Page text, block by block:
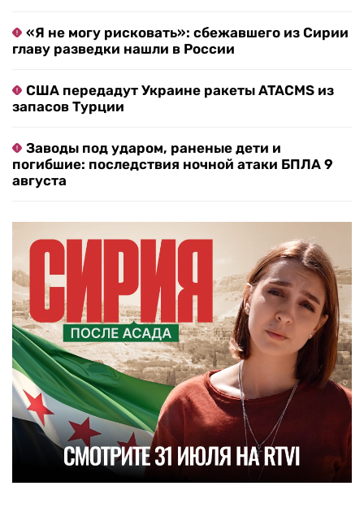
«Я не могу рисковать»: сбежавшего из Сирии
главу разведки нашли в России
США передадут Украине ракеты ATACMS из
запасов Турции
Заводы под ударом, раненые дети и
погибшие: последствия ночной атаки БПЛА 9
августа